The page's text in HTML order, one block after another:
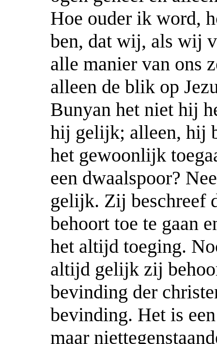
Hoe ouder ik word,
ben, dat wij, als wij
alle manier van ons
alleen de blik op
Bunyan het niet hij
hij gelijk; alleen, hij
het gewoonlijk
een dwaalspoor?
gelijk. Zij beschreef
behoort toe te gaan
het altijd toeging.
altijd gelijk zij
bevinding der
bevinding. Het is
maar